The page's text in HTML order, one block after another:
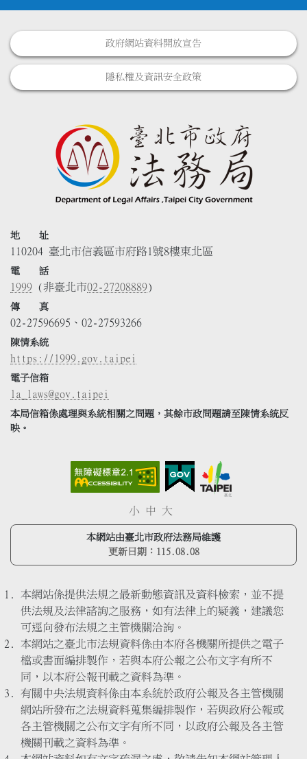
政府網站資料開放宣告
隱私權及資訊安全政策
地 址
110204 臺北市信義區市府路1號8樓東北區
電 話
1999 (非臺北市02-27208889)
傳 真
02-27596695、02-27593266
陳情系統
https://1999.gov.taipei
電子信箱
la_laws@gov.taipei
本局信箱係處理與系統相關之問題，其餘市政問題請至陳情系統反
映。
小 中 大
本網站由臺北市政府法務局維護
更新日期： 115.08.08
本網站係提供法規之最新動態資訊及資料檢索，並不提
供法規及法律諮詢之服務，如有法律上的疑義，建議您
可逕向發布法規之主管機關洽詢。
本網站之臺北市法規資料係由本府各機關所提供之電子
檔或書面編排製作，若與本府公報之公布文字有所不
同，以本府公報刊載之資料為準。
有關中央法規資料係由本系統於政府公報及各主管機關
網站所發布之法規資料蒐集編排製作，若與政府公報或
各主管機關之公布文字有所不同，以政府公報及各主管
機關刊載之資料為準。